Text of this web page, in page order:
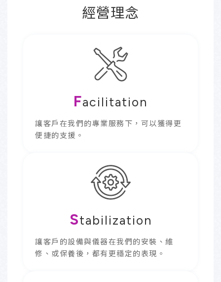
經營理念
Facilitation
讓客戶在我們的專業服務下，可以獲得更
便捷的支援。
Stabilization
讓客戶的設備與儀器在我們的安裝、維
修、或保養後，都有更穩定的表現。